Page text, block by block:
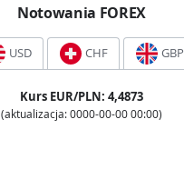
Notowania FOREX
USD CHF GBP
Kurs EUR/PLN: 4,4873
(aktualizacja: 0000-00-00 00:00)